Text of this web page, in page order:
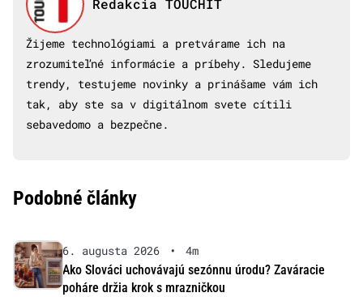
Redakcia TOUCHIT
Žijeme technológiami a pretvárame ich na
zrozumiteľné informácie a príbehy. Sledujeme
trendy, testujeme novinky a prinášame vám ich
tak, aby ste sa v digitálnom svete cítili
sebavedomo a bezpečne.
Podobné články
6. augusta 2026 •
4m
Ako Slováci uchovávajú sezónnu úrodu? Zaváracie
poháre držia krok s mrazničkou